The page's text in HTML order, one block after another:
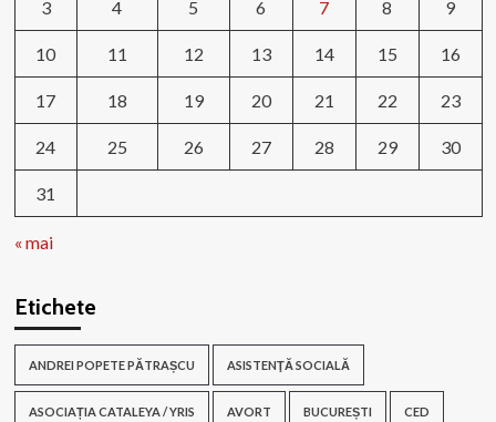
3 4 5 6 7 8 9
10 11 12 13 14 15 16
17 18 19 20 21 22 23
24 25 26 27 28 29 30
31
« mai
Etichete
ANDREI POPETE PĂTRAȘCU ASISTENŢĂ SOCIALĂ
ASOCIAȚIA CATALEYA / YRIS AVORT BUCUREȘTI CED